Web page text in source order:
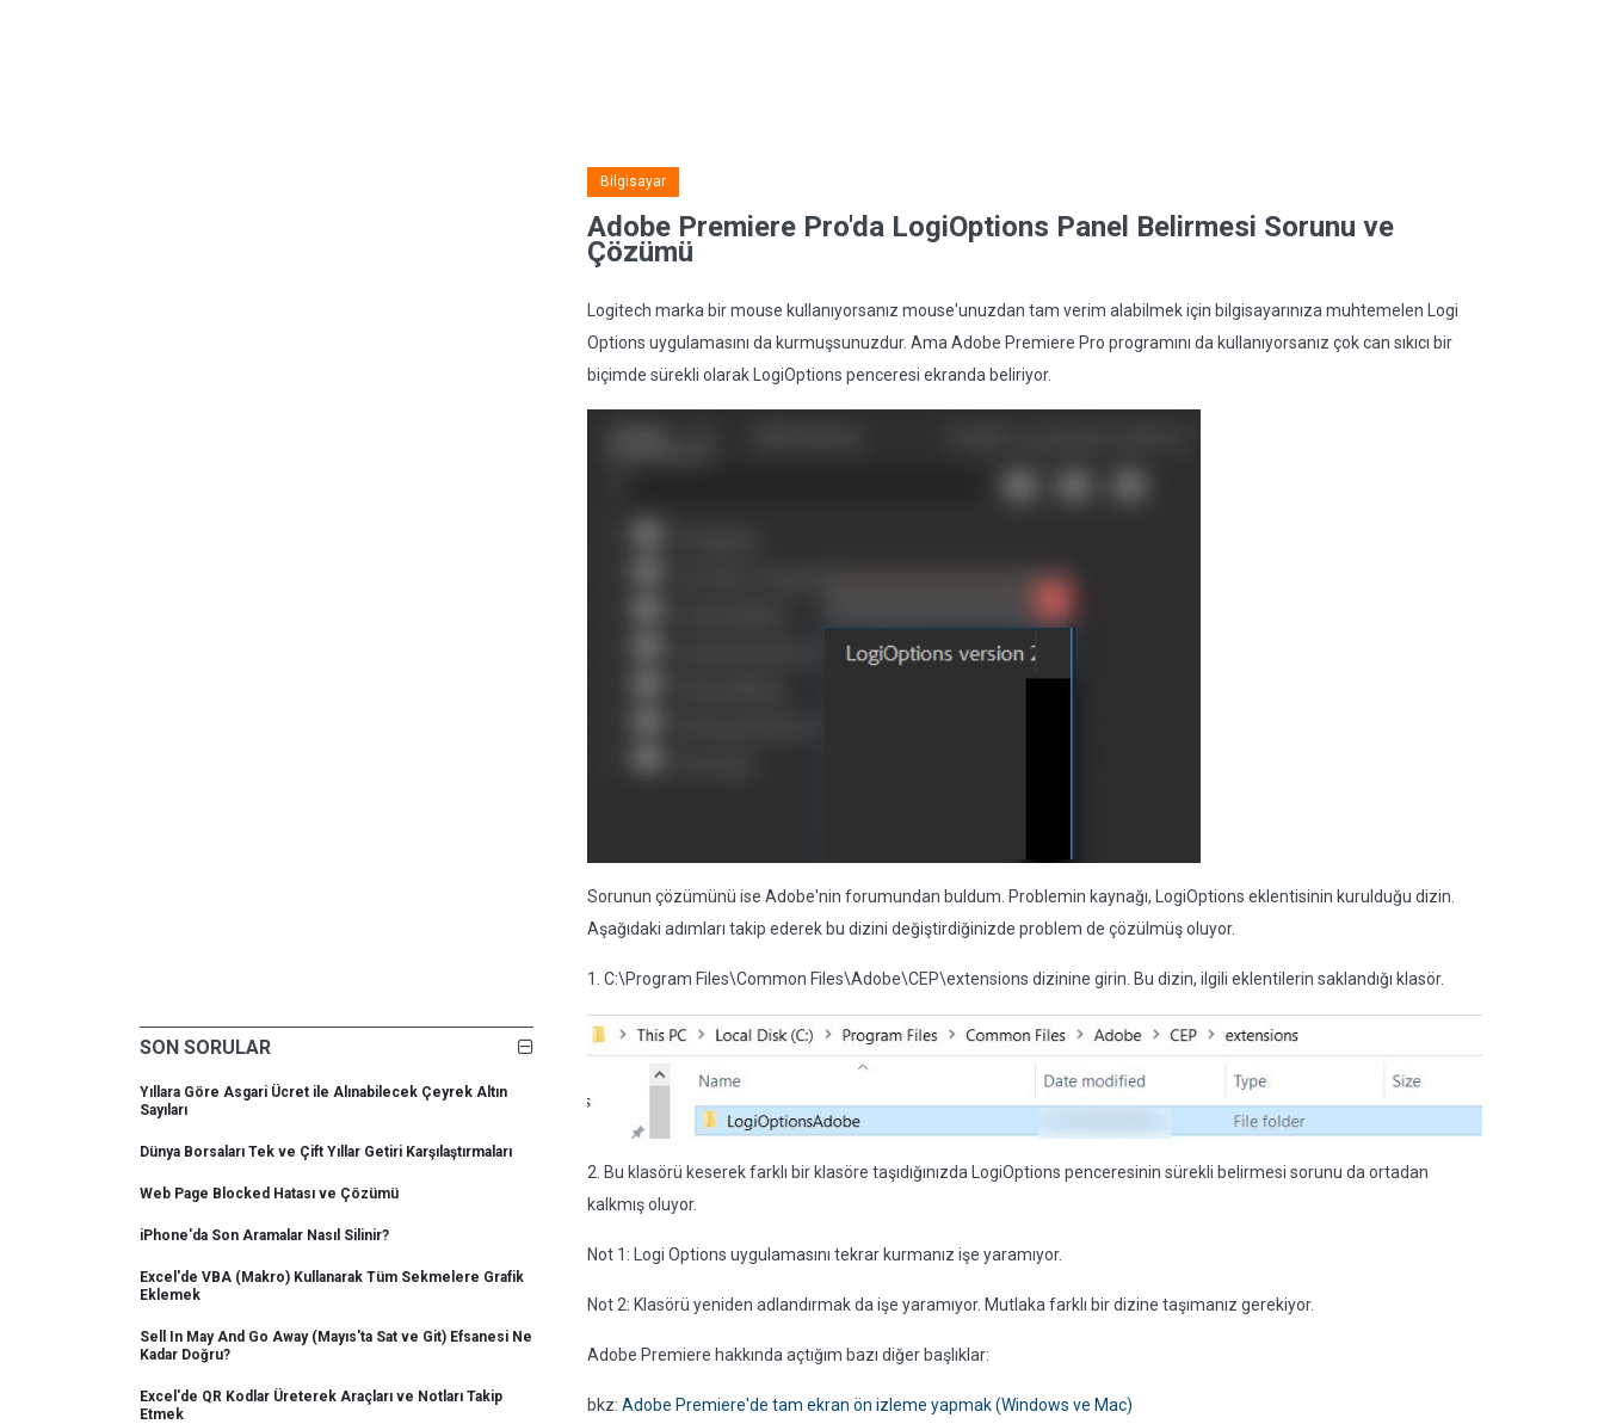
SON SORULAR
Yıllara Göre Asgari Ücret ile Alınabilecek Çeyrek Altın
Sayıları
Dünya Borsaları Tek ve Çift Yıllar Getiri Karşılaştırmaları
Web Page Blocked Hatası ve Çözümü
iPhone'da Son Aramalar Nasıl Silinir?
Excel'de VBA (Makro) Kullanarak Tüm Sekmelere Grafik
Eklemek
Sell In May And Go Away (Mayıs'ta Sat ve Git) Efsanesi Ne
Kadar Doğru?
Excel'de QR Kodlar Üreterek Araçları ve Notları Takip
Etmek
Bilgisayar
Adobe Premiere Pro'da LogiOptions Panel Belirmesi Sorunu ve
Çözümü
Logitech marka bir mouse kullanıyorsanız mouse'unuzdan tam verim alabilmek için bilgisayarınıza muhtemelen Logi
Options uygulamasını da kurmuşsunuzdur. Ama Adobe Premiere Pro programını da kullanıyorsanız çok can sıkıcı bir
biçimde sürekli olarak LogiOptions penceresi ekranda beliriyor.
Sorunun çözümünü ise Adobe'nin forumundan buldum. Problemin kaynağı, LogiOptions eklentisinin kurulduğu dizin.
Aşağıdaki adımları takip ederek bu dizini değiştirdiğinizde problem de çözülmüş oluyor.
1. C:\Program Files\Common Files\Adobe\CEP\extensions dizinine girin. Bu dizin, ilgili eklentilerin saklandığı klasör.
2. Bu klasörü keserek farklı bir klasöre taşıdığınızda LogiOptions penceresinin sürekli belirmesi sorunu da ortadan
kalkmış oluyor.
Not 1: Logi Options uygulamasını tekrar kurmanız işe yaramıyor.
Not 2: Klasörü yeniden adlandırmak da işe yaramıyor. Mutlaka farklı bir dizine taşımanız gerekiyor.
Adobe Premiere hakkında açtığım bazı diğer başlıklar:
bkz: Adobe Premiere'de tam ekran ön izleme yapmak (Windows ve Mac)